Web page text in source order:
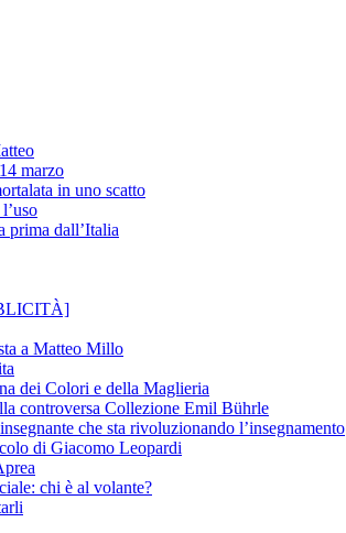
marzo
in uno scatto
prima dall’Italia
a Matteo Millo
dei Colori e della Maglieria
controversa Collezione Emil Bührle
che sta rivoluzionando l’insegnamento
di Giacomo Leopardi
chi è al volante?